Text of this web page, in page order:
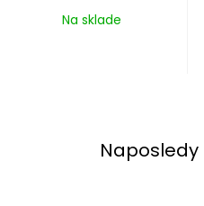
Na sklade